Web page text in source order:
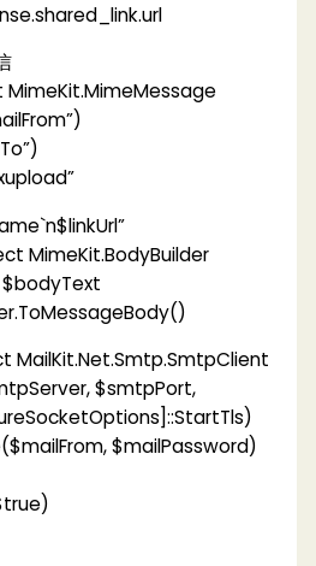
MimeKit.BodyBuilder
MailKit.Net.Smtp.SmtpClient
$smtpPort,
$mailPassword)